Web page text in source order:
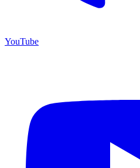
YouTube